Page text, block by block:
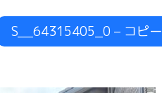
S__64315405_0 – コピー